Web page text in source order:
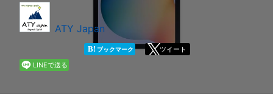
ATY Japan
B! ブックマーク
ツイート
LINEで送る